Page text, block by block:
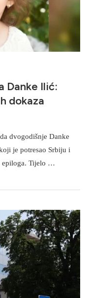
Danke Ilić:
dokaza
dvogodišnje Danke
je potresao Srbiju i
epiloga. Tijelo …